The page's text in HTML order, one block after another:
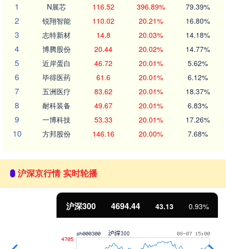
1
N展芯 116.52 396.89% 79.39%
2 锐翔智能 110.02 20.21% 16.80%
3 志特新材 14.8 20.03% 14.18%
4 博腾股份 20.44 20.02% 14.77%
5 近岸蛋白 46.72 20.01% 5.62%
6 毕得医药 61.6 20.01% 6.12%
7 五洲医疗 83.62 20.01% 18.37%
8 耐科装备 49.67 20.01% 6.83%
9 一博科技 53.33 20.01% 17.26%
10 方邦股份 146.16 20.00% 7.68%
沪深京行情 实时轮播
沪深300 4694.44 43.13 0.93%